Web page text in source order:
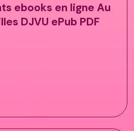
ebooks en ligne Au
DJVU ePub PDF